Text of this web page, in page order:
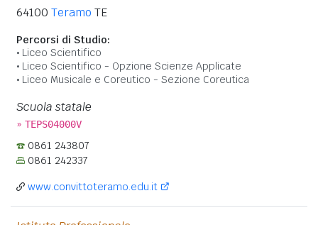
64100 Teramo TE
Percorsi di Studio:
Liceo Scientifico
Liceo Scientifico - Opzione Scienze Applicate
Liceo Musicale e Coreutico - Sezione Coreutica
Scuola statale
» TEPS04000V
0861 243807
0861 242337
www.convittoteramo.edu.it